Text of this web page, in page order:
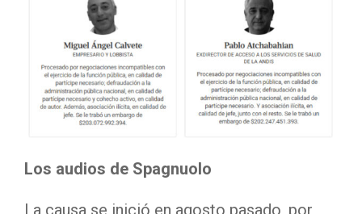
Los audios de Spagnuolo
La causa se inició en agosto pasado, por